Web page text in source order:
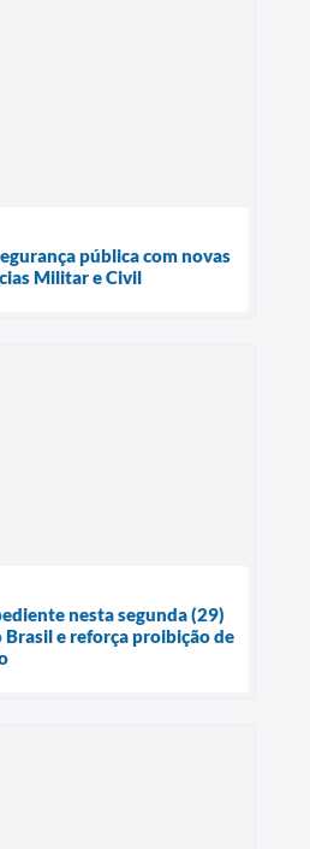
pública com novas
Militar e Civil
nesta segunda (29)
e reforça proibição de